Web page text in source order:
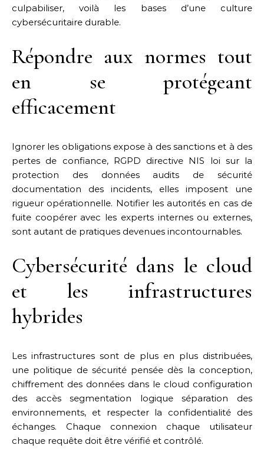
culpabiliser, voilà les bases d’une culture
cybersécuritaire durable.
Répondre aux normes tout
en se protégeant
efficacement
Ignorer les obligations expose à des sanctions et à des
pertes de confiance, RGPD directive NIS loi sur la
protection des données audits de sécurité
documentation des incidents, elles imposent une
rigueur opérationnelle. Notifier les autorités en cas de
fuite coopérer avec les experts internes ou externes,
sont autant de pratiques devenues incontournables.
Cybersécurité dans le cloud
et les infrastructures
hybrides
Les infrastructures sont de plus en plus distribuées,
une politique de sécurité pensée dès la conception,
chiffrement des données dans le cloud configuration
des accès segmentation logique séparation des
environnements, et respecter la confidentialité des
échanges. Chaque connexion chaque utilisateur
chaque requête doit être vérifié et contrôlé.